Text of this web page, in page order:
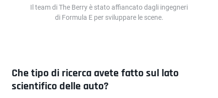
Il team di The Berry è stato affiancato dagli ingegneri
di Formula E per sviluppare le scene.
Che tipo di ricerca avete fatto sul lato
scientifico delle auto?